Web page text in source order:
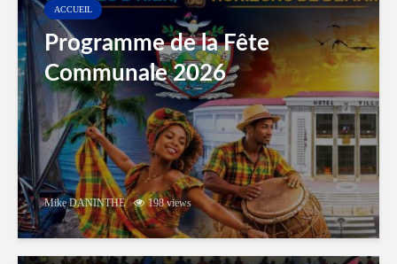
ACCUEIL
Programme de la Fête
Communale 2026
Mike DANINTHE 198 views